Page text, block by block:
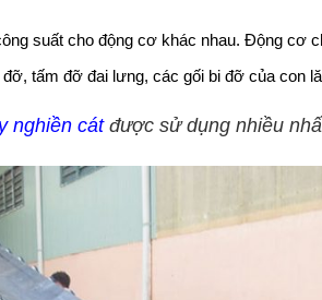
suất cho động cơ khác nhau. Động cơ
tấm đỡ đai lưng, các gối bi đỡ của con
nghiền cátđược sử dụng nhiều